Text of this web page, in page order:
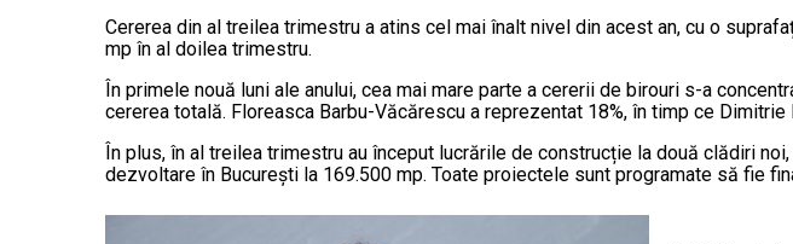
Cererea din al treilea trimestru a atins cel mai înalt nivel din acest an, cu o
mp în al doilea trimestru.
În primele nouă luni ale anului, cea mai mare parte a cererii de birouri s-a
cererea totală. Floreasca Barbu-Văcărescu a reprezentat 18%, în timp ce
În plus, în al treilea trimestru au început lucrările de construcție la două clădiri
dezvoltare în București la 169.500 mp. Toate proiectele sunt programate să fie